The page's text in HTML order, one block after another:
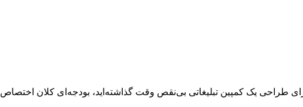
برای طراحی یک کمپین تبلیغاتی بی‌نقص وقت گذاشته‌اید، بودجه‌ای کلان اختصاص